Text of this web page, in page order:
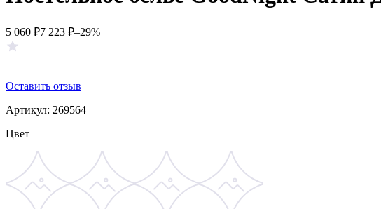
5 060 ₽7 223 ₽–29%
Оставить отзыв
Артикул: 269564
Цвет